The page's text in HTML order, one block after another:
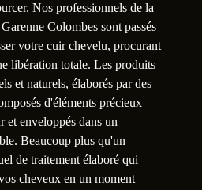
Nos professionnels de la
Colombes sont passés
votre cuir chevelu, procurant
libération totale. Les produits
et naturels, élaborés par des
d'éléments précieux
et enveloppés dans un
Beaucoup plus qu'un
de traitement élaboré qui
cheveux en un moment